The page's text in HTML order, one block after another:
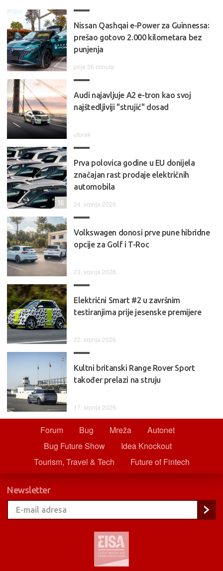
Nissan Qashqai e-Power za Guinnessa:
prešao gotovo 2.000 kilometara bez
punjenja
prije 26 minuta
Audi najavljuje A2 e-tron kao svoj
najštedljiviji "strujić" dosad
utorak
Prva polovica godine u EU donijela
značajan rast prodaje električnih
automobila
24. srpnja 2026.
16
Volkswagen donosi prve pune hibridne
opcije za Golf i T-Roc
23. srpnja 2026.
Električni Smart #2 u završnim
testiranjima prije jesenske premijere
22. srpnja 2026.
Kultni britanski Range Rover Sport
također prelazi na struju
17. srpnja 2026.
Forum Bug Mreža
Autonet
Bug Future Show
Idea Knockout
Tourism, Travel & Tech
Future of Fintech
Newsletter